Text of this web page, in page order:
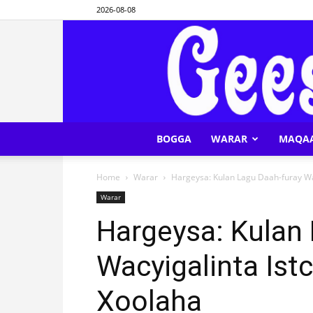
2026-08-08
BOGGA WARAR
Home Warar Hargeysa: Kulan Lagu Daah-furay
Warar
Hargeysa:
Wacyigalinta
Xoolaha